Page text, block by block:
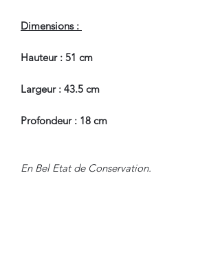
Dimensions :
Hauteur : 51 cm
Largeur : 43.5 cm
Profondeur : 18 cm
En Bel Etat de Conservation.